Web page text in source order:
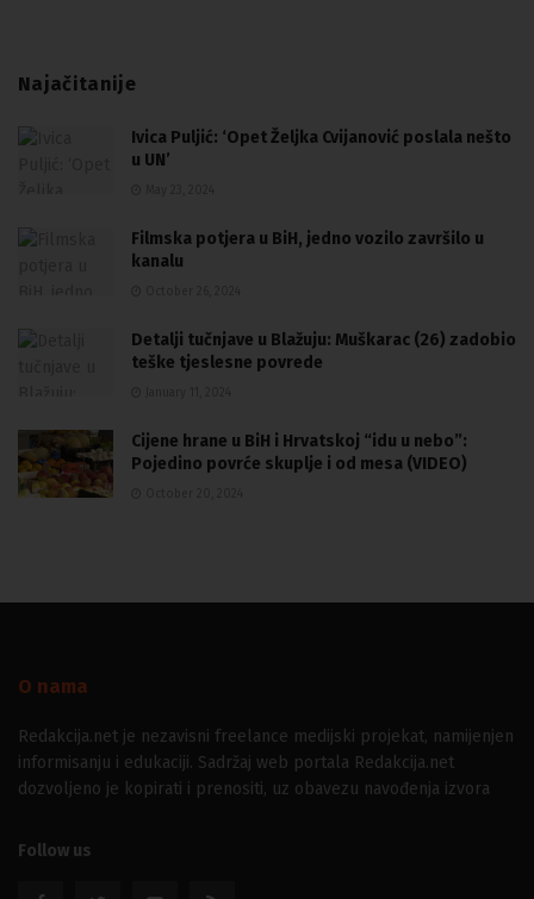
Najačitanije
Ivica Puljić: ‘Opet Željka Cvijanović poslala nešto
u UN’
Filmska potjera u BiH, jedno vozilo završilo u
kanalu
Detalji tučnjave u Blažuju: Muškarac (26) zadobio
teške tjeslesne povrede
Cijene hrane u BiH i Hrvatskoj “idu u nebo”:
Pojedino povrće skuplje i od mesa (VIDEO)
O nama
Redakcija.net je nezavisni freelance medijski projekat, namijenjen
informisanju i edukaciji. Sadržaj web portala Redakcija.net
dozvoljeno je kopirati i prenositi, uz obavezu navođenja izvora
Follow us